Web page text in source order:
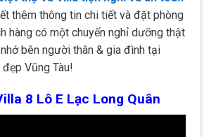
thêm thông tin chi tiết và đặt phòng
hàng có một chuyến nghỉ dưỡng thật
bên người thân & gia đình tại
Vũng Tàu!
8 Lô E Lạc Long Quân